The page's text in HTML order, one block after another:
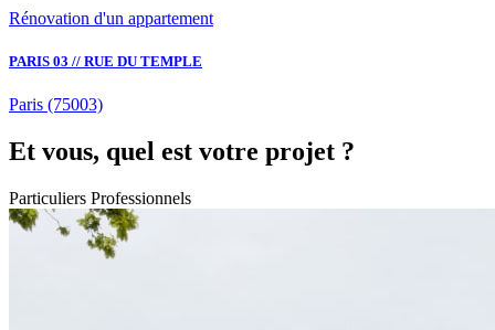
Rénovation d'un appartement
PARIS 03 // RUE DU TEMPLE
Paris (75003)
Et vous, quel est votre projet ?
Particuliers Professionnels